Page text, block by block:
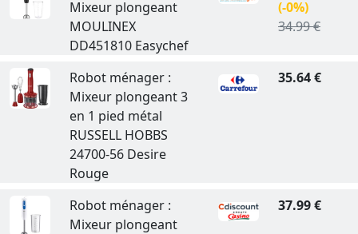
Mixeur plongeant
MOULINEX
DD451810 Easychef
(-0%)
34.99 €
Robot ménager :
Mixeur plongeant 3
en 1 pied métal
RUSSELL HOBBS
24700-56 Desire
Rouge
35.64 €
Robot ménager :
Mixeur plongeant
37.99 €